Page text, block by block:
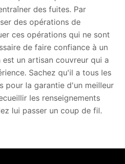
des fuites. Par
des opérations de
ces opérations qui ne sont
de faire confiance à un
un artisan couvreur qui a
Sachez qu'il a tous les
pour la garantie d'un meilleur
les renseignements
lui passer un coup de fil.